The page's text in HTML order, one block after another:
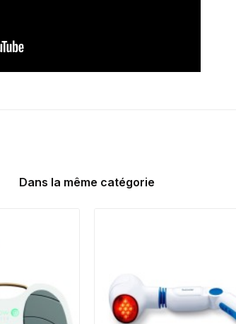
Dans la même catégorie